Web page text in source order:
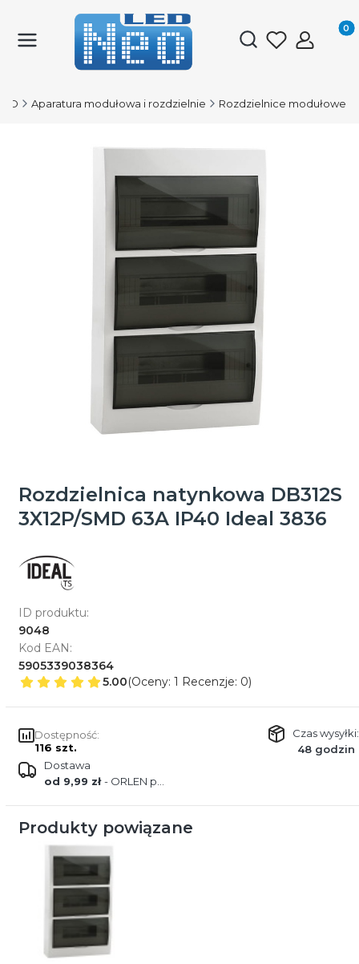
Otwórz
Aparatura modułowa i rozdzielnie Rozdzielnice modułowe
Rozdzielnica natynkowa DB312S
3X12P/SMD 63A IP40 Ideal 3836
ID produktu:
9048
Kod EAN:
5905339038364
5.00(Oceny: 1 Recenzje: 0)
Dostępność:
116 szt.
Czas wysyłki:
48 godzin
Dostawa
od 9,99 zł- ORLEN paczka
Produkty powiązane